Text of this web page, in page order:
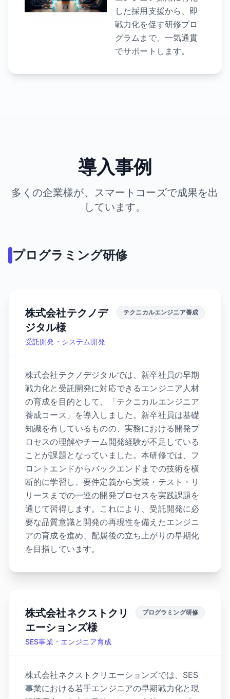
した採用支援から、即
戦力化を促す研修プロ
グラムまで、一気通貫
でサポートします。
導入事例
多くの企業様が、スマートコーズで成果を出
しています。
プログラミング研修
株式会社テクノデ
ジタル様
受託開発・システム開発
テクニカルエンジニア養成
株式会社テクノデジタルでは、新卒社員の早期
戦力化と受託開発に対応できるエンジニア人材
の育成を目的として、「テクニカルエンジニア
養成コース」を導入しました。新卒社員は基礎
知識を有しているものの、実務における開発プ
ロセスの理解やチーム開発経験が不足している
ことが課題となっていました。本研修では、フ
ロントエンドからバックエンドまでの技術を横
断的に学習し、要件定義から実装・テスト・リ
リースまでの一連の開発プロセスを実践課題を
通じて習得します。これにより、受託開発に必
要な品質意識と開発の再現性を備えたエンジニ
アの育成を進め、配属後の立ち上がりの早期化
を目指しています。
株式会社ネクストクリ
エーションズ様
SES事業・エンジニア育成
プログラミング研修
株式会社ネクストクリエーションズでは、SES
事業における若手エンジニアの早期戦力化と現